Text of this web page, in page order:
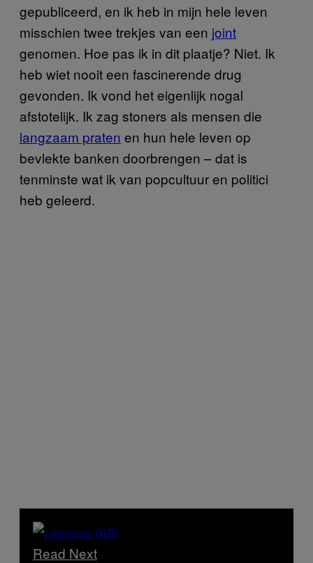
gepubliceerd, en ik heb in mijn hele leven
misschien twee trekjes van een joint
genomen. Hoe pas ik in dit plaatje? Niet. Ik
heb wiet nooit een fascinerende drug
gevonden. Ik vond het eigenlijk nogal
afstotelijk. Ik zag stoners als mensen die
langzaam praten en hun hele leven op
bevlekte banken doorbrengen – dat is
tenminste wat ik van popcultuur en politici
heb geleerd.
Read Next